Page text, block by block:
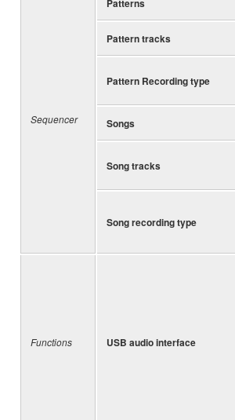
Sequencer
Patterns
Pattern tracks
Pattern Recording type
Songs
Song tracks
Song recording type
Functions USB audio interface